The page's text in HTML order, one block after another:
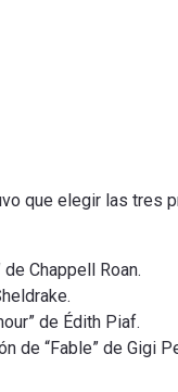
que elegir las tres
Chappell Roan.
de Édith Piaf.
de “Fable” de Gigi